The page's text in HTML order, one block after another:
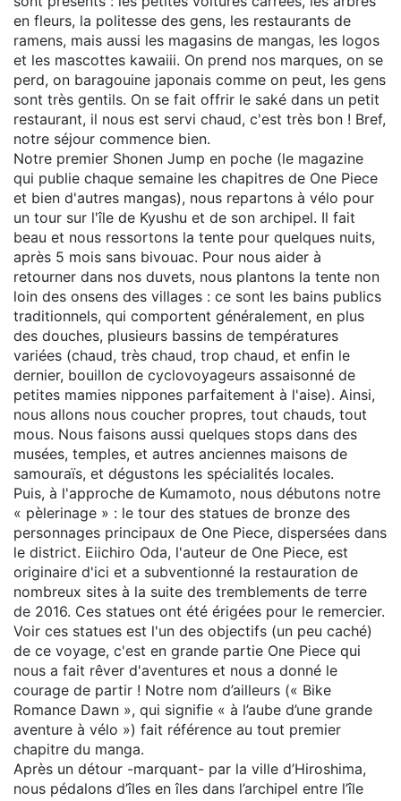
en fleurs, la politesse des gens, les restaurants de
ramens, mais aussi les magasins de mangas, les logos
et les mascottes kawaiii. On prend nos marques, on se
perd, on baragouine japonais comme on peut, les gens
sont très gentils. On se fait offrir le saké dans un petit
restaurant, il nous est servi chaud, c'est très bon ! Bref,
notre séjour commence bien.
Notre premier Shonen Jump en poche (le magazine
qui publie chaque semaine les chapitres de One Piece
et bien d'autres mangas), nous repartons à vélo pour
un tour sur l'île de Kyushu et de son archipel. Il fait
beau et nous ressortons la tente pour quelques nuits,
après 5 mois sans bivouac. Pour nous aider à
retourner dans nos duvets, nous plantons la tente non
loin des onsens des villages : ce sont les bains publics
traditionnels, qui comportent généralement, en plus
des douches, plusieurs bassins de températures
variées (chaud, très chaud, trop chaud, et enfin le
dernier, bouillon de cyclovoyageurs assaisonné de
petites mamies nippones parfaitement à l'aise). Ainsi,
nous allons nous coucher propres, tout chauds, tout
mous. Nous faisons aussi quelques stops dans des
musées, temples, et autres anciennes maisons de
samouraïs, et dégustons les spécialités locales.
Puis, à l'approche de Kumamoto, nous débutons notre
« pèlerinage » : le tour des statues de bronze des
personnages principaux de One Piece, dispersées dans
le district. Eiichiro Oda, l'auteur de One Piece, est
originaire d'ici et a subventionné la restauration de
nombreux sites à la suite des tremblements de terre
de 2016. Ces statues ont été érigées pour le remercier.
Voir ces statues est l'un des objectifs (un peu caché)
de ce voyage, c'est en grande partie One Piece qui
nous a fait rêver d'aventures et nous a donné le
courage de partir ! Notre nom d’ailleurs (« Bike
Romance Dawn », qui signifie « à l’aube d’une grande
aventure à vélo ») fait référence au tout premier
chapitre du manga.
Après un détour -marquant- par la ville d’Hiroshima,
nous pédalons d’îles en îles dans l’archipel entre l’île